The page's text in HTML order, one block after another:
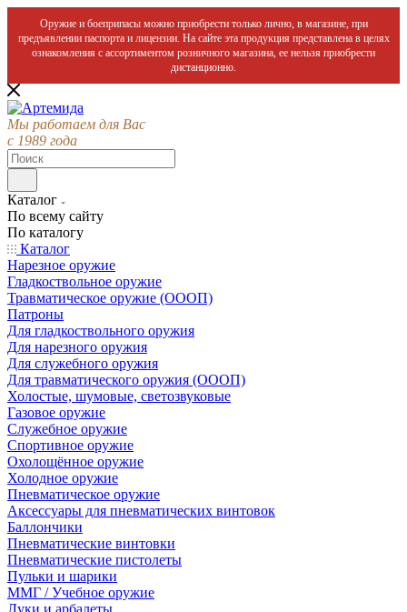
Оружие и боеприпасы можно приобрести только лично, в магазине, при
предъявлении паспорта и лицензии. На сайте эта продукция представлена в целях
ознакомления с ассортиментом розничного магазина, ее нельзя приобрести
дистанционно.
Мы работаем для Вас
с 1989 года
Каталог
По всему сайту
По каталогу
Каталог
Нарезное оружие
Гладкоствольное оружие
Травматическое оружие (ОООП)
Патроны
Для гладкоствольного оружия
Для нарезного оружия
Для служебного оружия
Для травматического оружия (ОООП)
Холостые, шумовые, светозвуковые
Газовое оружие
Служебное оружие
Спортивное оружие
Охолощённое оружие
Холодное оружие
Пневматическое оружие
Аксессуары для пневматических винтовок
Баллончики
Пневматические винтовки
Пневматические пистолеты
Пульки и шарики
ММГ / Учебное оружие
Луки и арбалеты